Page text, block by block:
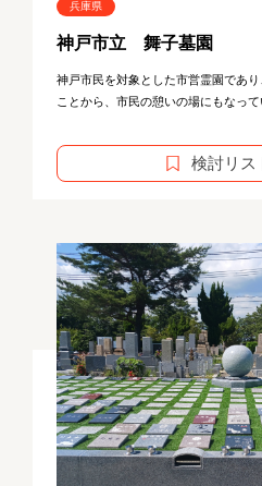
兵庫県
神戸市立 舞子墓園
神戸市民を対象とした市営霊園であ
ことから、市民の憩いの場にもなっ
検討リス